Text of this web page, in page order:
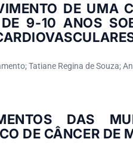
DE UMA
9-10 ANOS
Tatiane Regina de Souza;
DAS
DE CÂNCER DE